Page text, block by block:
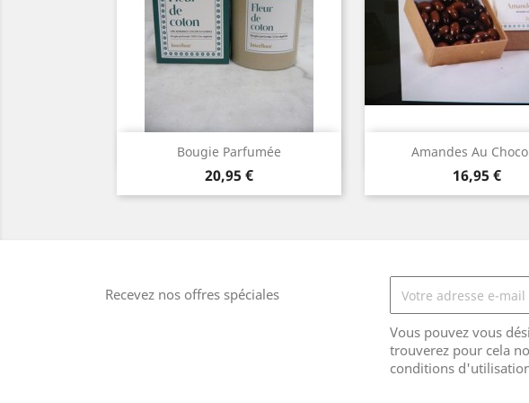
Bougie Parfumée
Prix
20,95 €
Aperçu rapide Amandes Au
Prix
16,95 €
Aperçu
Recevez nos offres spéciales
Vous pouvez vous
trouverez pour cela
conditions